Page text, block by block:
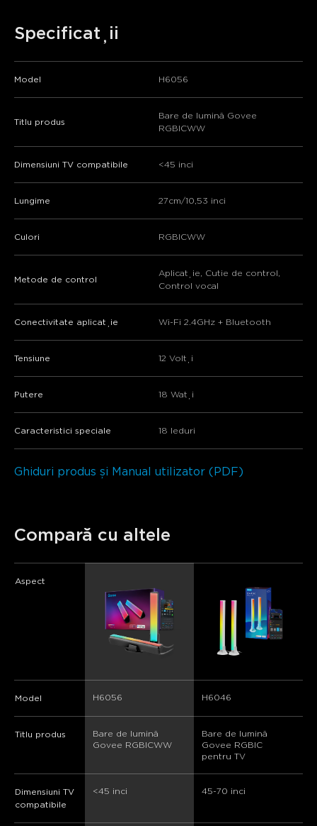
Specificații
Model H6056
Titlu produs
Bare de lumină Govee
RGBICWW
Dimensiuni TV compatibile <45 inci
Lungime 27cm/10,53 inci
Culori RGBICWW
Metode de control
Aplicație, Cutie de control,
Control vocal
Conectivitate aplicație Wi-Fi 2.4GHz + Bluetooth
Tensiune 12 Volți
Putere 18 Wați
Caracteristici speciale 18 leduri
Ghiduri produs și Manual utilizator (PDF)
Compară cu altele
Aspect
Model H6056 H6046
Titlu produs
Bare de lumină
Govee RGBICWW
Bare de lumină
Govee RGBIC
pentru TV
Dimensiuni TV
compatibile
<45 inci 45-70 inci